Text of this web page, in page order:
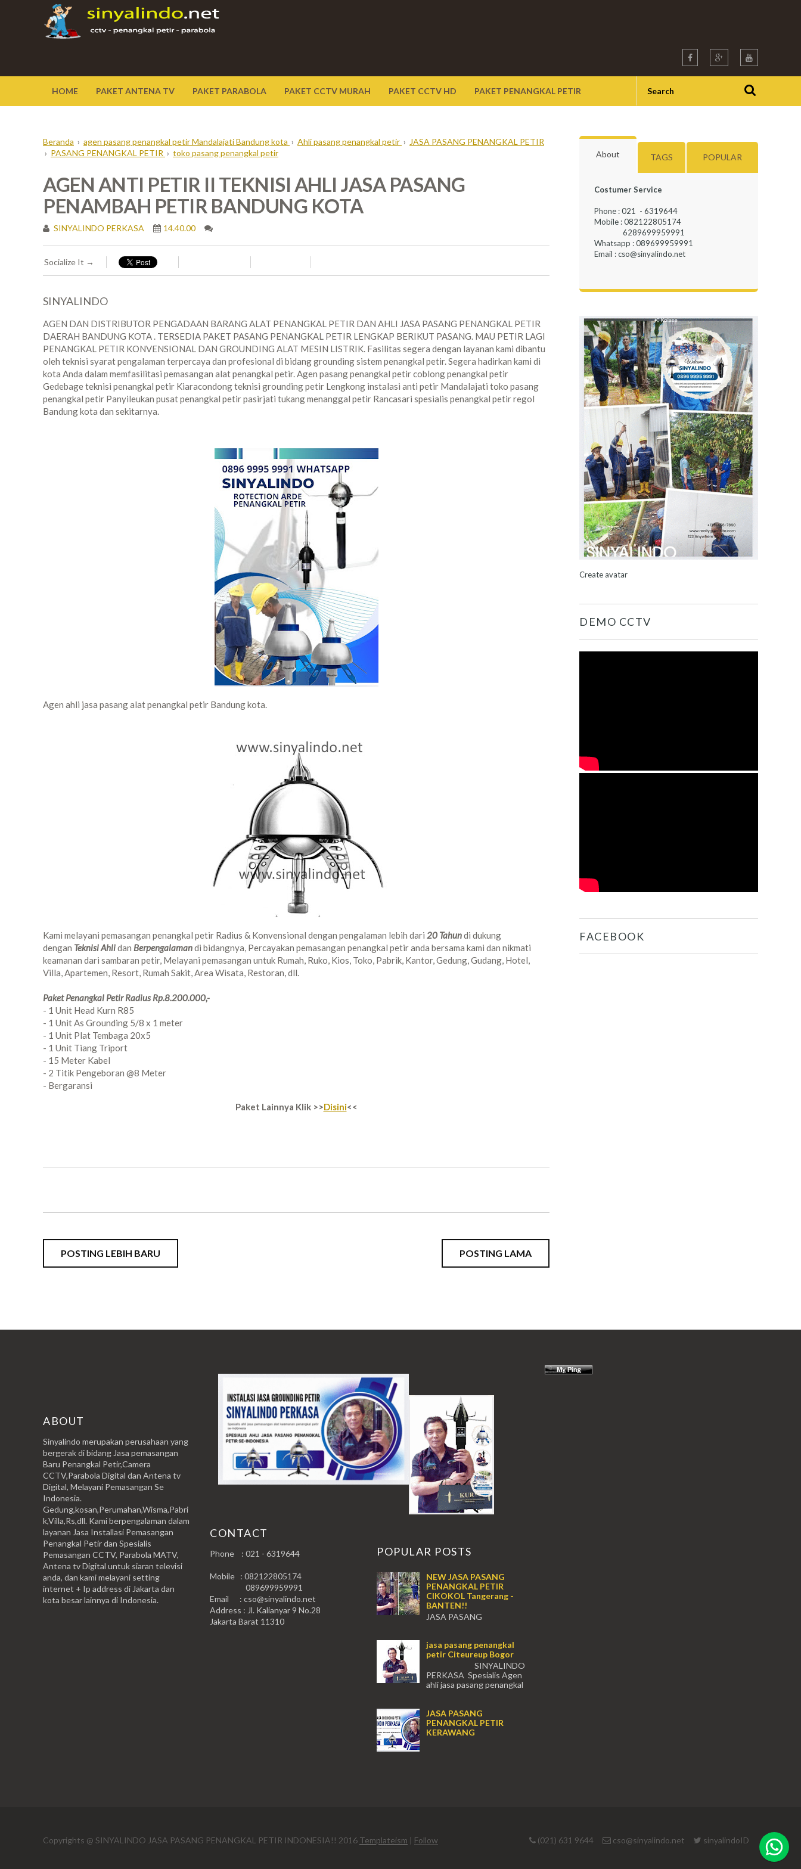
HOME PAKET ANTENA TV PAKET PARABOLA PAKET CCTV MURAH PAKET CCTV HD PAKET PENANGKAL PETIR
Beranda › agen pasang penangkal petir Mandalajati Bandung kota › Ahli pasang penangkal petir › JASA PASANG PENANGKAL PETIR
› PASANG PENANGKAL PETIR › toko pasang penangkal petir
AGEN ANTI PETIR II TEKNISI AHLI JASA PASANG
PENAMBAH PETIR BANDUNG KOTA
SINYALINDO PERKASA 14.40.00
Socialize It →
SINYALINDO
AGEN DAN DISTRIBUTOR PENGADAAN BARANG ALAT PENANGKAL PETIR DAN AHLI JASA PASANG PENANGKAL PETIR
DAERAH BANDUNG KOTA . TERSEDIA PAKET PASANG PENANGKAL PETIR LENGKAP BERIKUT PASANG. MAU PETIR LAGI
PENANGKAL PETIR KONVENSIONAL DAN GROUNDING ALAT MESIN LISTRIK. Fasilitas segera dengan layanan kami dibantu
oleh teknisi syarat pengalaman terpercaya dan profesional di bidang grounding sistem penangkal petir. Segera hadirkan kami di
kota Anda dalam memfasilitasi pemasangan alat penangkal petir. Agen pasang penangkal petir coblong penangkal petir
Gedebage teknisi penangkal petir Kiaracondong teknisi grounding petir Lengkong instalasi anti petir Mandalajati toko pasang
penangkal petir Panyileukan pusat penangkal petir pasirjati tukang menanggal petir Rancasari spesialis penangkal petir regol
Bandung kota dan sekitarnya.
Agen ahli jasa pasang alat penangkal petir Bandung kota.
Kami melayani pemasangan penangkal petir Radius & Konvensional dengan pengalaman lebih dari 20 Tahundi dukung
dengan Teknisi Ahlidan Berpengalamandi bidangnya, Percayakan pemasangan penangkal petir anda bersama kami dan nikmati
keamanan dari sambaran petir, Melayani pemasangan untuk Rumah, Ruko, Kios, Toko, Pabrik, Kantor, Gedung, Gudang, Hotel,
Villa, Apartemen, Resort, Rumah Sakit, Area Wisata, Restoran, dll.
Paket Penangkal Petir Radius Rp.8.200.000,-
- 1 Unit Head Kurn R85
- 1 Unit As Grounding 5/8 x 1 meter
- 1 Unit Plat Tembaga 20x5
- 1 Unit Tiang Triport
- 15 Meter Kabel
- 2 Titik Pengeboran @8 Meter
- Bergaransi
Paket Lainnya Klik >>Disini<<
POSTING LEBIH BARU POSTING LAMA
About TAGS POPULAR
Costumer Service
Phone : 021 - 6319644
Mobile : 082122805174
6289699959991
Whatsapp : 089699959991
Email : cso@sinyalindo.net
Create avatar
DEMO CCTV
FACEBOOK
ABOUT
Sinyalindo merupakan perusahaan yang
bergerak di bidang Jasa pemasangan
Baru Penangkal Petir,Camera
CCTV,Parabola Digital dan Antena tv
Digital, Melayani Pemasangan Se
Indonesia.
Gedung,kosan,Perumahan,Wisma,Pabri
k,Villa,Rs,dll. Kami berpengalaman dalam
layanan Jasa Installasi Pemasangan
Penangkal Petir dan Spesialis
Pemasangan CCTV, Parabola MATV,
Antena tv Digital untuk siaran televisi
anda, dan kami melayani setting
internet + Ip address di Jakarta dan
kota besar lainnya di Indonesia.
CONTACT
Phone : 021 - 6319644
Mobile : 082122805174
089699959991
Email : cso@sinyalindo.net
Address : Jl. Kalianyar 9 No.28
Jakarta Barat 11310
POPULAR POSTS
NEW JASA PASANG
PENANGKAL PETIR
CIKOKOL Tangerang -
BANTEN!!
JASA PASANG
PENANGKAL PETIR CIKOKOL
TANGERANG , JASA PENANGKAL
PETIR CIKOKOL TANGERANG ...
jasa pasang penangkal
petir Citeureup Bogor
SINYALINDO
PERKASA Spesialis Agen
ahli jasa pasang penangkal
JASA PASANG
PENANGKAL PETIR
KERAWANG
Copyrights @ SINYALINDO JASA PASANG PENANGKAL PETIR INDONESIA!! 2016 Templateism | Follow (021) 631 9644 cso@sinyalindo.net sinyalindoID